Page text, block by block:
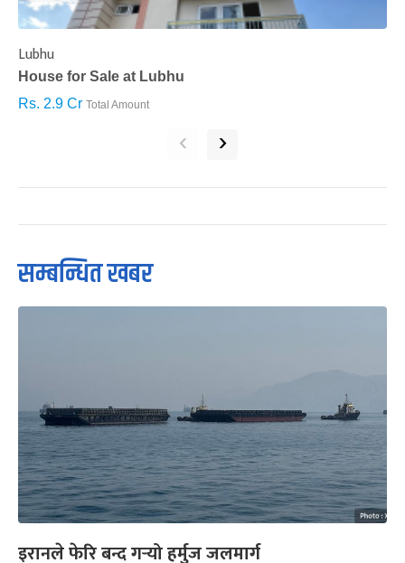
Lubhu
House for Sale at Lubhu
Rs. 2.9 Cr Total Amount
‹ ›
सम्बन्धित खबर
इरानले फेरि बन्द गर्‍यो हर्मुज जलमार्ग